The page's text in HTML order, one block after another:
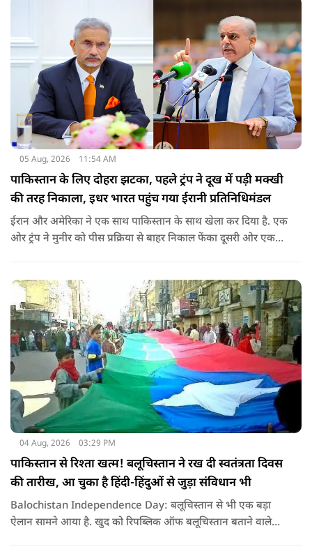
05 Aug, 2026 11:54 AM
पाकिस्तान के लिए दोहरा झटका, पहले ट्रंप ने दूख में पड़ी मक्खी
की तरह निकाला, इधर भारत पहुंच गया ईरानी प्रतिनिधिमंडल
ईरान और अमेरिका ने एक साथ पाकिस्तान के साथ खेला कर दिया है. एक
ओर ट्रंप ने मुनीर को पीस प्रक्रिया से बाहर निकाल फेंका दूसरी ओर एक
04 Aug, 2026 03:29 PM
पाकिस्तान से रिश्ता खत्म! बलूचिस्तान ने रख दी स्वतंत्रता दिवस
की तारीख, आ चुका है हिंदी-हिंदुओं से जुड़ा संविधान भी
Balochistan Independence Day: बलूचिस्तान से भी एक बड़ा
ऐलान सामने आया है. खुद को रिपब्लिक ऑफ बलूचिस्तान बताने वाले